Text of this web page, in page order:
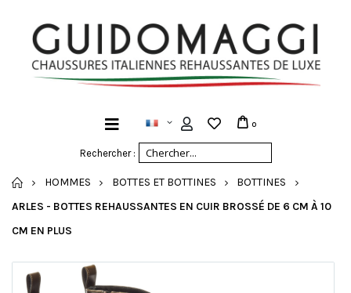
Rechercher :
0
ACCUEIL
HOMMES BOTTES ET BOTTINES
BOTTINES
ARLES - BOTTES REHAUSSANTES EN CUIR BROSSÉ DE 6 CM À 10
CM EN PLUS